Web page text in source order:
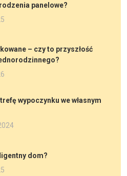
panelowe?
– czy to przyszłość
wypoczynku we własnym
dom?